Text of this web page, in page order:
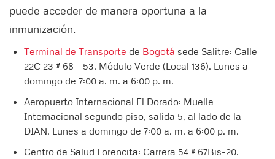
puede acceder de manera oportuna a la
inmunización.
Terminal de Transporte de Bogotá sede Salitre: Calle
22C 23 # 68 - 53. Módulo Verde (Local 136). Lunes a
domingo de 7:00 a. m. a 6:00 p. m.
Aeropuerto Internacional El Dorado: Muelle
Internacional segundo piso, salida 5, al lado de la
DIAN. Lunes a domingo de 7:00 a. m. a 6:00 p. m.
Centro de Salud Lorencita: Carrera 54 # 67Bis-20.